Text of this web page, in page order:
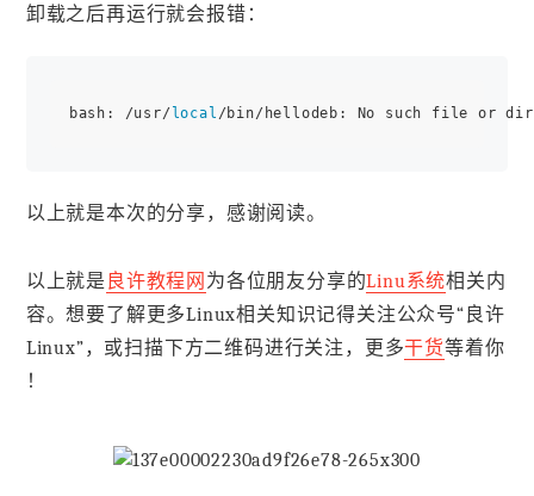
卸载之后再运行就会报错：
bash: /usr/ local
以上就是本次的分享，感谢阅读。
以上就是 良许教程网 为各位朋友分享的Linu系统相关内
容。想要了解更多Linux相关知识记得关注公众号“良许
Linux”，或扫描下方二维码进行关注，更多干货等着你
！